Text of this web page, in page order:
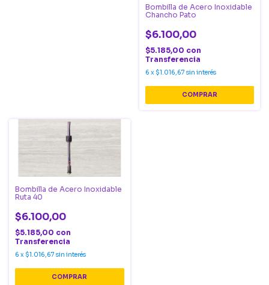
Bombilla de Acero Inoxidable
Chancho Pato
$6.100,00
$5.185,00 con
Transferencia
6 x $1.016,67 sin interés
Bombilla de Acero Inoxidable
Ruta 40
$6.100,00
$5.185,00 con
Transferencia
6 x $1.016,67 sin interés